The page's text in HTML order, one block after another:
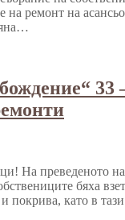
на ремонт на
33
На преведеното
бяха
покрива, като в